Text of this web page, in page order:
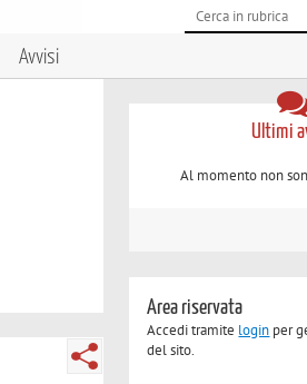
Avvisi
Ultimi
Al momento non
Area riservata
Accedi tramite login per
del sito.